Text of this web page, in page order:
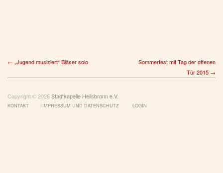
← „Jugend musiziert“ Bläser solo
Sommerfest mit Tag der offenen
Tür 2015 →
Copyright © 2026Stadtkapelle Heilsbronn e.V.
KONTAKT IMPRESSUM UND DATENSCHUTZ LOGIN